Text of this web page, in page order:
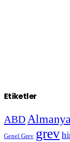
Etiketler
ABD Almanya
Genel Grev grev